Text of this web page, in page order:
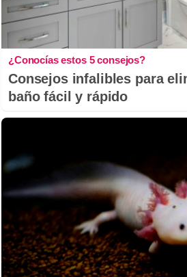
¿Conocías estos 5 consejos?
Consejos infalibles para
baño fácil y rápido